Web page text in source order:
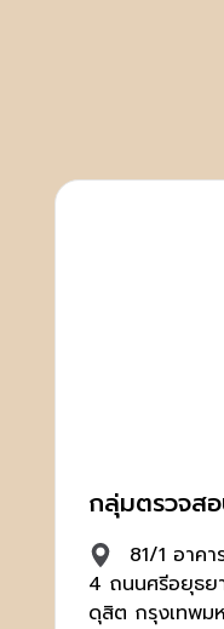
กลุ่มตรวจส
81/1 อาค
4 ถนนศรีอยุธย
ดุสิต กรุงเทพม